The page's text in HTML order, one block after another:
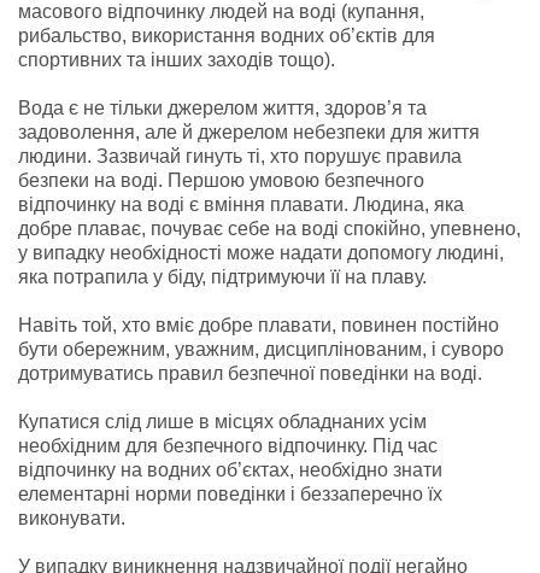
масового відпочинку людей на воді (купання,
рибальство, використання водних об’єктів для
спортивних та інших заходів тощо).
Вода є не тільки джерелом життя, здоров’я та
задоволення, але й джерелом небезпеки для життя
людини. Зазвичай гинуть тi, хто порушує правила
безпеки на воді. Першою умовою безпечного
відпочинку на воді є вміння плавати. Людина, яка
добре плаває, почуває себе на воді спокійно, упевнено,
у випадку необхідності може надати допомогу людині,
яка потрапила у біду, підтримуючи її на плаву.
Навіть той, хто вміє добре плавати, повинен постійно
бути обережним, уважним, дисциплінованим, і суворо
дотримуватись правил безпечної поведінки на воді.
Купатися слід лише в місцях обладнаних усім
необхідним для безпечного відпочинку. Під час
відпочинку на водних об’єктах, необхідно знати
елементарні норми поведінки і беззаперечно їх
виконувати.
У випадку виникнення надзвичайної події негайно